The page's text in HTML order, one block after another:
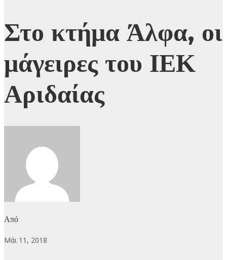
Στο κτήμα Άλφα, οι
μάγειρες του ΙΕΚ
Αριδαίας
Από
Μάι 11, 2018